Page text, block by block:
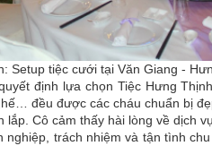
Setup tiệc cưới tại Văn Giang -
định lựa chọn Tiệc Hưng
đều được các cháu chuẩn bị
Cô cảm thấy hài lòng về dịch
trách nhiệm và tận tình